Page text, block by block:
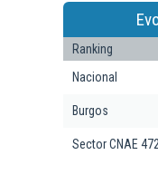
Ranking
Nacional
Burgos
Sector CNAE